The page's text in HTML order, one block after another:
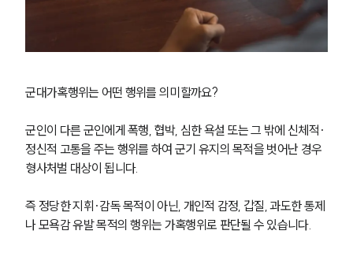
군대가혹행위는 어떤 행위를 의미할까요?
군인이 다른 군인에게 폭행, 협박, 심한 욕설 또는 그 밖에 신체적·
정신적 고통을 주는 행위를 하여 군기 유지의 목적을 벗어난 경우
형사처벌 대상이 됩니다.
즉 정당한 지휘·감독 목적이 아닌, 개인적 감정, 갑질, 과도한 통제
나 모욕감 유발 목적의 행위는 가혹행위로 판단될 수 있습니다.